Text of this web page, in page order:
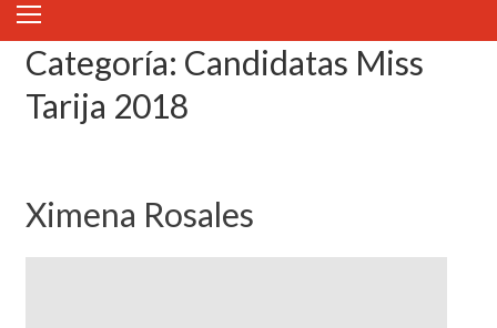
Categoría: Candidatas Miss
Tarija 2018
Ximena Rosales